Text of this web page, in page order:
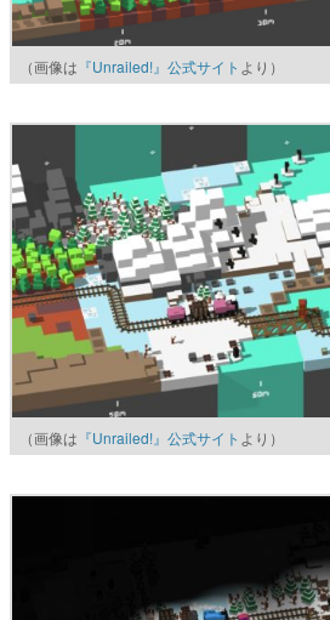
（画像は 『Unrailed!』公式サイト より）
（画像は 『Unrailed!』公式サイト より）